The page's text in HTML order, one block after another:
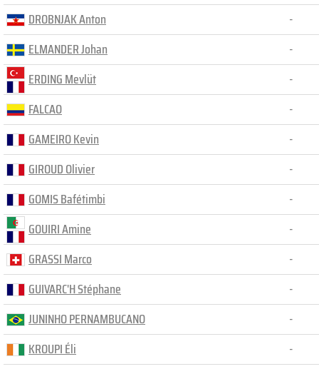
DROBNJAK Anton
-
ELMANDER Johan
-
ERDING Mevlüt
-
FALCAO
-
GAMEIRO Kevin
-
GIROUD Olivier
-
GOMIS Bafétimbi
-
GOUIRI Amine
-
GRASSI Marco
-
GUIVARC'H Stéphane
-
JUNINHO PERNAMBUCANO
-
KROUPI Éli
-